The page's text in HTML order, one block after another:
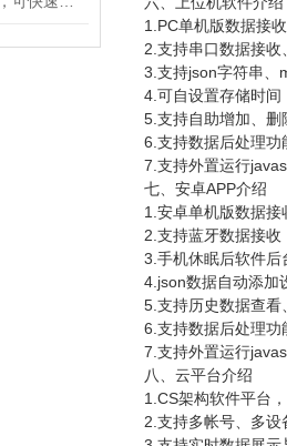
1.PC单机版数据接
2. 支持串口数据接收
3. 支持json字符串、
4. 可自设置存储时间
5. 支持自助增加、删
6. 支持数据后处理功
7. 支持外置运行
七 、安卓APP介绍
1. 安卓单机版数据接
2. 支持蓝牙数据接收
3. 手机休眠后软件后
4.json数据自动添加
5. 支持历史数据查看
6. 支持数据后处理功
7. 支持外置运行
八、云平台介绍
1.CS架构软件平台
2. 支持多帐号、多设